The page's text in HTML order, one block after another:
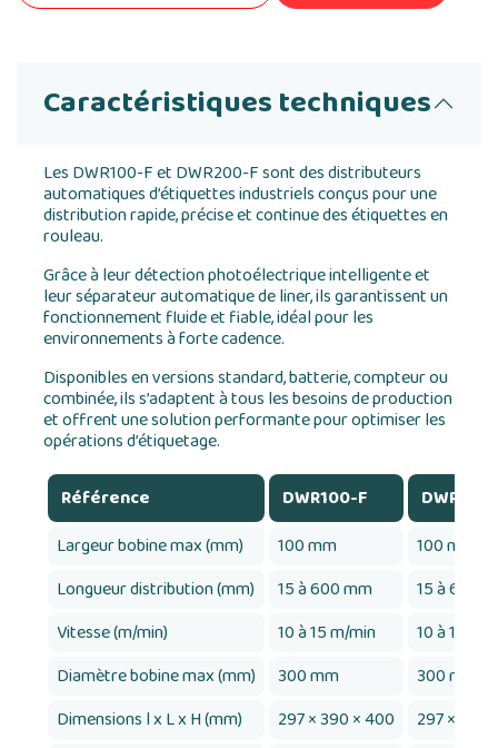
Caractéristiques techniques
Les DWR100-F et DWR200-F sont des distributeurs
automatiques d’étiquettes industriels conçus pour une
distribution rapide, précise et continue des étiquettes en
rouleau.
Grâce à leur détection photoélectrique intelligente et
leur séparateur automatique de liner, ils garantissent un
fonctionnement fluide et fiable, idéal pour les
environnements à forte cadence.
Disponibles en versions standard, batterie, compteur ou
combinée, ils s’adaptent à tous les besoins de production
et offrent une solution performante pour optimiser les
opérations d’étiquetage.
Référence DWR100-F
Largeur bobine max (mm)
100 mm
100 mm
Longueur distribution (mm)
15 à 600 mm
15 à 600
Vitesse (m/min)
10 à 15 m/min
10 à 15 m/
Diamètre bobine max (mm)
300 mm
300 mm
Dimensions l x L x H (mm)
297 × 390 × 400
297 × 390